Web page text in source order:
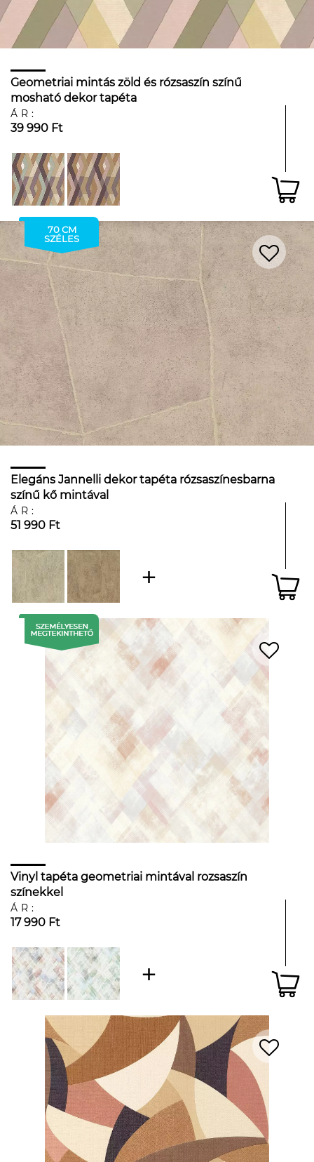
Geometriai mintás zöld és rózsaszín színű
mosható dekor tapéta
ÁR:
39 990 Ft
70 CM
SZÉLES
Elegáns Jannelli dekor tapéta rózsaszínesbarna
színű kő mintával
ÁR:
51 990 Ft
Vinyl tapéta geometriai mintával rozsaszín
színekkel
ÁR:
17 990 Ft